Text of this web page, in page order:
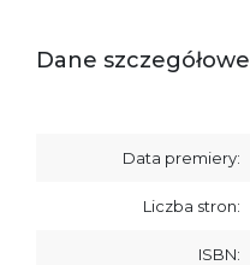
Dane szczegółowe
Data premiery:
Liczba stron:
ISBN: